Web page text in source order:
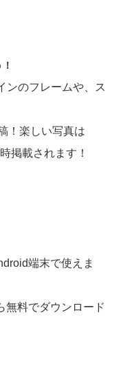
ンのフレームや、ス
！楽しい写真は
掲載されます！
端末で使えま
料でダウンロード